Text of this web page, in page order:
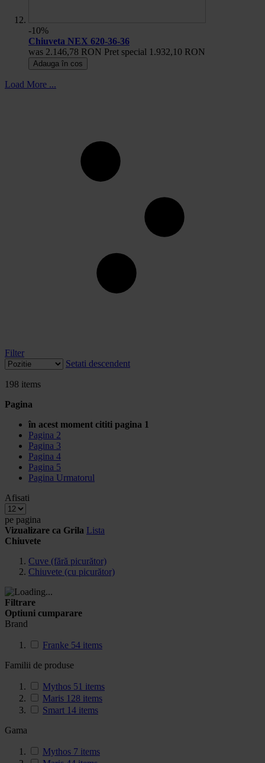
-10%
Chiuveta NEX 620-36-36
was 2.146,78 RON Pret special 1.932,10 RON
Adauga în cos
Load More ...
Filter
Setati descendent
198 items
Pagina
în acest moment cititi pagina 1
Pagina 2
Pagina 3
Pagina 4
Pagina 5
Pagina Urmatorul
Afisati
pe pagina
Vizualizare ca Grila Lista
Chiuvete
Cuve (fără picurător)
Chiuvete (cu picurător)
Filtrare
Optiuni cumparare
Brand
Franke 54 items
Familii de produse
Mythos 51 items
Maris 128 items
Smart 14 items
Gama
Mythos 7 items